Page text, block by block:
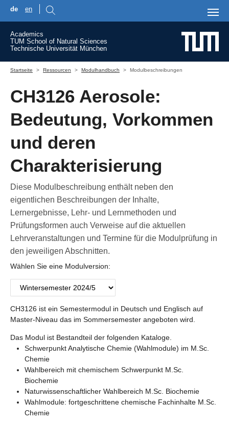
de en
Academics
TUM School of Natural Sciences
Technische Universität München
Startseite
Ressourcen Modulhandbuch Modulbeschreibungen
CH3126 Aerosole:
Bedeutung, Vorkommen
und deren
Charakterisierung
Diese Modulbeschreibung enthält neben den
eigentlichen Beschreibungen der Inhalte,
Lernergebnisse, Lehr- und Lernmethoden und
Prüfungsformen auch Verweise auf die aktuellen
Lehrveranstaltungen und Termine für die Modulprüfung in
den jeweiligen Abschnitten.
Wählen Sie eine Modulversion:
CH3126 ist ein Semestermodul in Deutsch und Englisch auf
Master-Niveau das im Sommersemester angeboten wird.
Das Modul ist Bestandteil der folgenden Kataloge.
Schwerpunkt Analytische Chemie (Wahlmodule) im M.Sc.
Chemie
Wahlbereich mit chemischem Schwerpunkt M.Sc.
Biochemie
Naturwissenschaftlicher Wahlbereich M.Sc. Biochemie
Wahlmodule: fortgeschrittene chemische Fachinhalte M.Sc.
Chemie